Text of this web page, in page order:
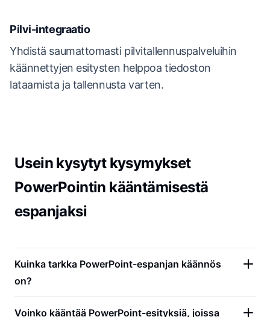
Pilvi-integraatio
Yhdistä saumattomasti pilvitallennuspalveluihin
käännettyjen esitysten helppoa tiedoston
lataamista ja tallennusta varten.
Usein kysytyt kysymykset
PowerPointin kääntämisestä
espanjaksi
Kuinka tarkka PowerPoint-espanjan käännös
on?
Voinko kääntää PowerPoint-esityksiä, joissa